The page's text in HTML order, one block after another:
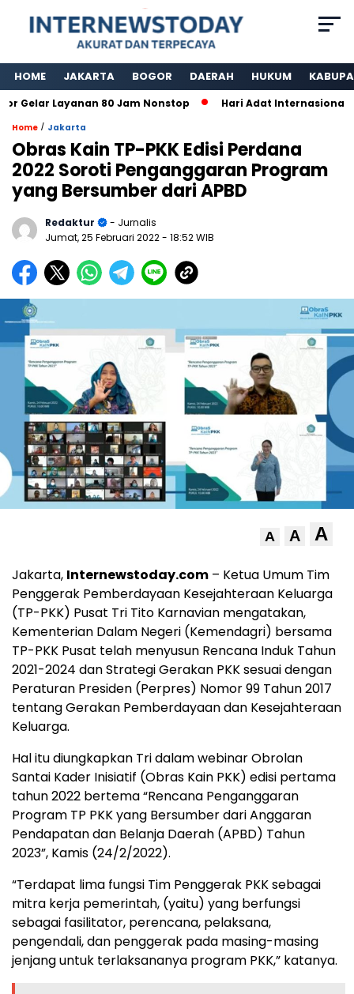
HOME JAKARTA BOGOR DAERAH HUKUM
Layanan 80 Jam Nonstop Hari Adat Internasional Ke
Home / Jakarta
Obras Kain TP-PKK Edisi Perdana
2022 Soroti Penganggaran Program
yang Bersumber dari APBD
Redaktur
- Jurnalis
Jumat, 25 Februari 2022- 18:52 WIB
A A A
Jakarta, Internewstoday.com – Ketua Umum Tim
Penggerak Pemberdayaan Kesejahteraan Keluarga
(TP-PKK) Pusat Tri Tito Karnavian mengatakan,
Kementerian Dalam Negeri (Kemendagri) bersama
TP-PKK Pusat telah menyusun Rencana Induk Tahun
2021-2024 dan Strategi Gerakan PKK sesuai dengan
Peraturan Presiden (Perpres) Nomor 99 Tahun 2017
tentang Gerakan Pemberdayaan dan Kesejahteraan
Keluarga.
Hal itu diungkapkan Tri dalam webinar Obrolan
Santai Kader Inisiatif (Obras Kain PKK) edisi pertama
tahun 2022 bertema “Rencana Penganggaran
Program TP PKK yang Bersumber dari Anggaran
Pendapatan dan Belanja Daerah (APBD) Tahun
2023”, Kamis (24/2/2022).
“Terdapat lima fungsi Tim Penggerak PKK sebagai
mitra kerja pemerintah, (yaitu) yang berfungsi
sebagai fasilitator, perencana, pelaksana,
pengendali, dan penggerak pada masing-masing
jenjang untuk terlaksananya program PKK,” katanya.